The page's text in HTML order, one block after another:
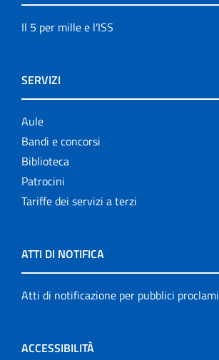
Il 5 per mille e l'ISS
SERVIZI
Aule
Bandi e concorsi
Biblioteca
Patrocini
Tariffe dei servizi a terzi
ATTI DI NOTIFICA
Atti di notificazione per pubblici proclami
ACCESSIBILITÀ